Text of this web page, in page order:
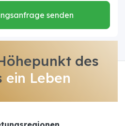
senden
des
ein Leben